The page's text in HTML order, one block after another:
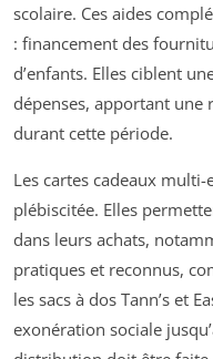
scolaire. Ces aides
: financement des
d’enfants. Elles ciblent
dépenses, apportant une
durant cette période.
Les cartes cadeaux
plébiscitée. Elles
dans leurs achats,
pratiques et reconnus,
les sacs à dos Tann’s et
exonération sociale